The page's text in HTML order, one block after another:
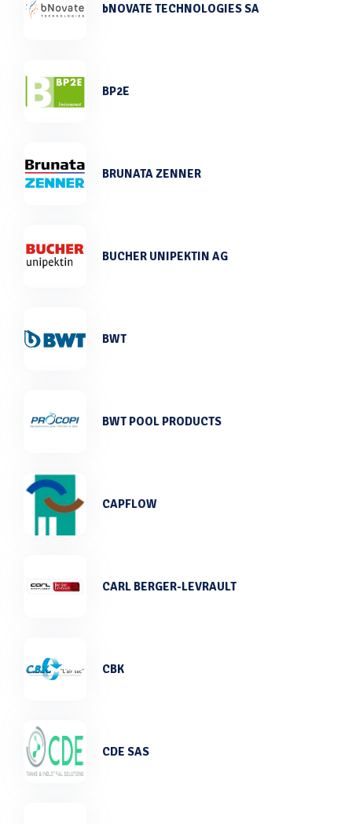
bNOVATE TECHNOLOGIES SA
BP2E
BRUNATA ZENNER
BUCHER UNIPEKTIN AG
BWT
BWT POOL PRODUCTS
CAPFLOW
CARL BERGER-LEVRAULT
CBK
CDE SAS